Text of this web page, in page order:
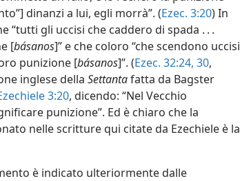
dinanzi a lui, egli morrà”. (Ezec. 3:20) In
“tutti gli uccisi che caddero di spada . . .
[básanos]” e che coloro “che scendono uccisi
punizione [básanos]”. (Ezec. 32:24, 30,
inglese della Settantafatta da Bagster
3:20, dicendo: “Nel Vecchio
punizione”. Ed è chiaro che la
nelle scritture qui citate da Ezechiele è la
è indicato ulteriormente dalle